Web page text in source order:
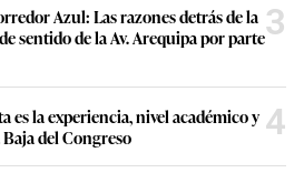
Azul: Las razones detrás de la
sentido de la Av. Arequipa por parte3
es la experiencia, nivel académico y
del Congreso
4